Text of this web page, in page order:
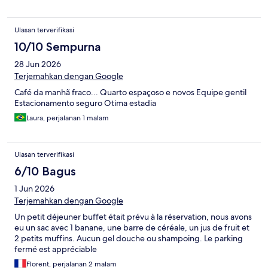
Ulasan terverifikasi
10/10 Sempurna
28 Jun 2026
Terjemahkan dengan Google
Café da manhã fraco... Quarto espaçoso e novos Equipe gentil
Estacionamento seguro Otima estadia
Laura, perjalanan 1 malam
Ulasan terverifikasi
6/10 Bagus
1 Jun 2026
Terjemahkan dengan Google
Un petit déjeuner buffet était prévu à la réservation, nous avons
eu un sac avec 1 banane, une barre de céréale, un jus de fruit et
2 petits muffins. Aucun gel douche ou shampoing. Le parking
fermé est appréciable
Florent, perjalanan 2 malam